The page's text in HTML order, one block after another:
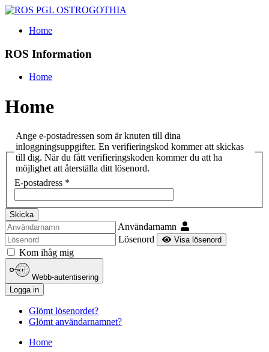
Home
ROS Information
Home
Home
Ange e-postadressen som är knuten till dina
inloggningsuppgifter. En verifieringskod kommer att skickas
till dig. När du fått verifieringskoden kommer du att ha
möjlighet att återställa ditt lösenord.
E-postadress *
Skicka
Användarnamn
Lösenord
Visa lösenord
Kom ihåg mig
Webb-autentisering
Logga in
Glömt lösenordet?
Glömt användarnamnet?
Home